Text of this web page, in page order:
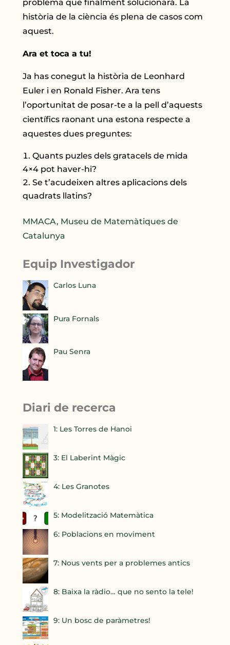
problema que finalment solucionarà. La
història de la ciència és plena de casos com
aquest.
Ara et toca a tu!
Ja has conegut la història de Leonhard
Euler i en Ronald Fisher. Ara tens
l’oportunitat de posar-te a la pell d’aquests
científics raonant una estona respecte a
aquestes dues preguntes:
Quants puzles dels gratacels de mida
4×4 pot haver-hi?
Se t’acudeixen altres aplicacions dels
quadrats llatins?
MMACA, Museu de Matemàtiques de
Catalunya
Equip Investigador
Carlos Luna
Pura Fornals
Pau Senra
Diari de recerca
1: Les Torres de Hanoi
3: El Laberint Màgic
4: Les Granotes
5: Modelització Matemàtica
6: Poblacions en moviment
7: Nous vents per a problemes antics
8: Baixa la ràdio… que no sento la tele!
9: Un bosc de paràmetres!